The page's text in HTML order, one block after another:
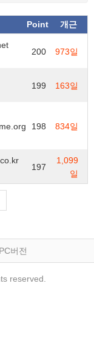
Point 개근
200 973일
199 163일
198 834일
197
1,099
일
PC버전
reserved.